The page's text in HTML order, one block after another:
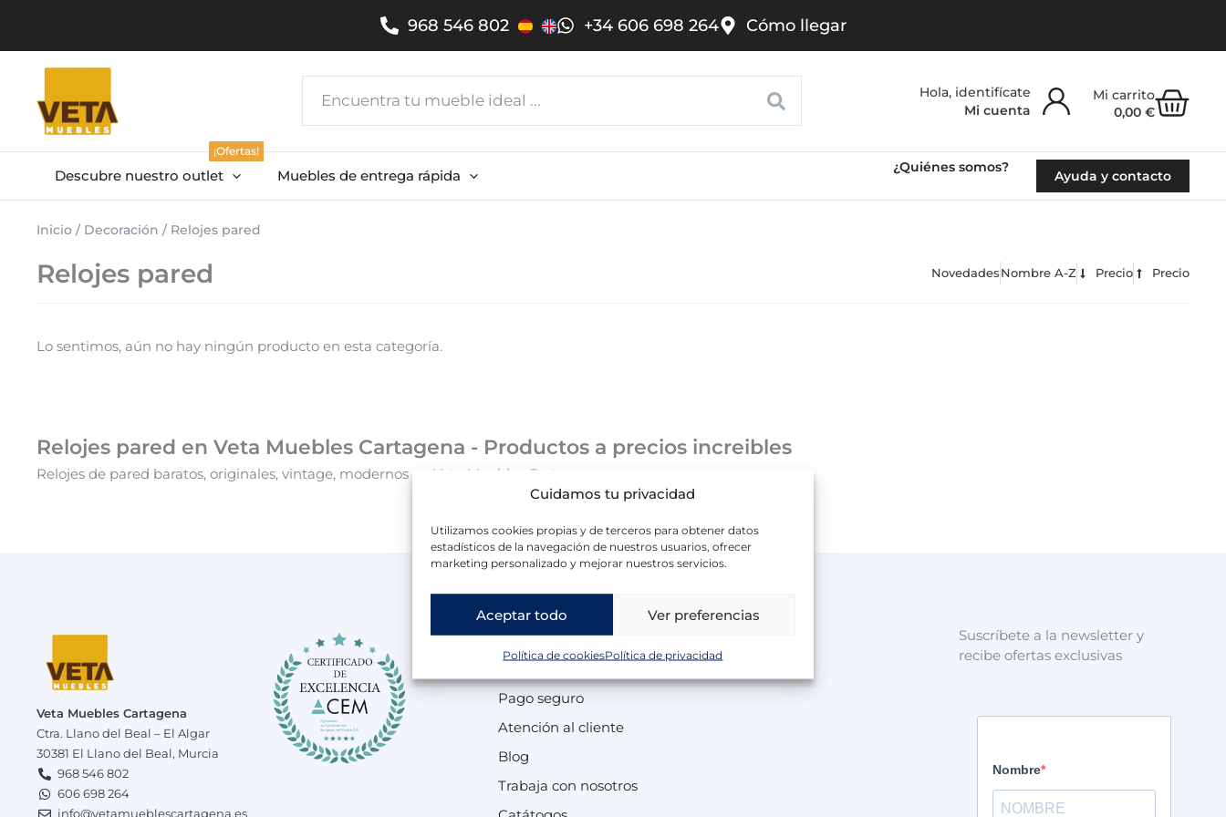
Cuidamos tu privacidad
Utilizamos cookies propias y de terceros para obtener datos
estadísticos de la navegación de nuestros usuarios, ofrecer
marketing personalizado y mejorar nuestros servicios.
Aceptar todo Ver preferencias
Política de cookiesPolítica de privacidad
contenido
968 546 802 +34 606 698 264 Cómo llegar
Mi cuenta 0,00 €
Descubre nuestro outlet
¡Ofertas!
Muebles de entrega rápida ¿Quiénes somos?
Ayuda y contacto
Inicio / Decoración / Relojes pared
Relojes pared Novedades Nombre A-Z Precio Precio
Lo sentimos, aún no hay ningún producto en esta categoría.
Relojes pared en Veta Muebles Cartagena - Productos a precios increibles
Relojes de pared baratos, originales, vintage, modernos en Veta Muebles Cartagena.
Veta Muebles Cartagena
Ctra. Llano del Beal – El Algar
30381 El Llano del Beal, Murcia
968 546 802
606 698 264
info@vetamueblescartagena.es
Información
Pago seguro
Atención al cliente
Blog
Trabaja con nosotros
Suscríbete a la newsletter y
recibe ofertas exclusivas